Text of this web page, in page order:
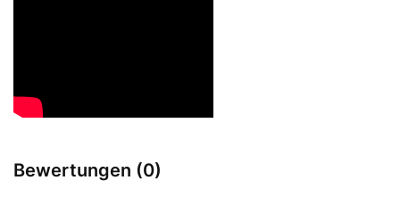
Bewertungen (0)